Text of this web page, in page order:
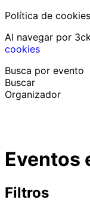
Política de cookies
Al navegar por
cookies
Busca por evento
Buscar
Organizador
Ayuda al
Eventos
Filtros